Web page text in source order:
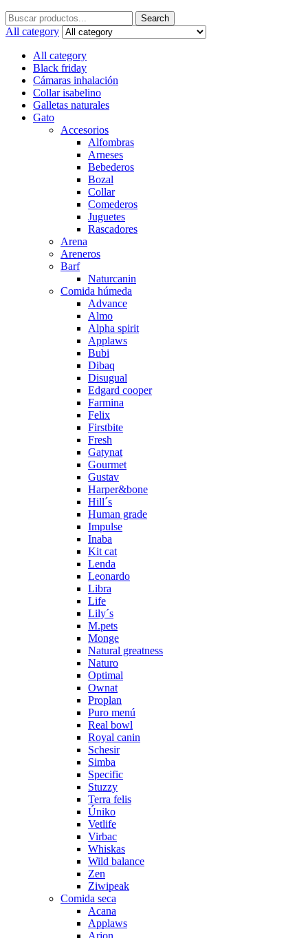
Search
for:
Search
All category
All category
Black friday
Cámaras inhalación
Collar isabelino
Galletas naturales
Gato
Accesorios
Alfombras
Arneses
Bebederos
Bozal
Collar
Comederos
Juguetes
Rascadores
Arena
Areneros
Barf
Naturcanin
Comida húmeda
Advance
Almo
Alpha spirit
Applaws
Bubi
Dibaq
Disugual
Edgard cooper
Farmina
Felix
Firstbite
Fresh
Gatynat
Gourmet
Gustav
Harper&bone
Hill´s
Human grade
Impulse
Inaba
Kit cat
Lenda
Leonardo
Libra
Life
Lily´s
M.pets
Monge
Natural greatness
Naturo
Optimal
Ownat
Proplan
Puro menú
Real bowl
Royal canin
Schesir
Simba
Specific
Stuzzy
Terra felis
Úniko
Vetlife
Virbac
Whiskas
Wild balance
Zen
Ziwipeak
Comida seca
Acana
Applaws
Arion